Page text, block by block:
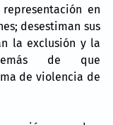
en
desestiman sus
la exclusión y la
de que
de violencia de